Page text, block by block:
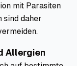
mit Parasiten
sind daher
Allergien